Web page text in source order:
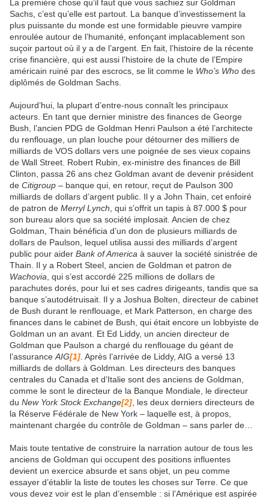
La première chose qu’il faut que vous sachiez sur Goldman
Sachs, c’est qu’elle est partout. La banque d’investissement la
plus puissante du monde est une formidable pieuvre vampire
enroulée autour de l’humanité, enfonçant implacablement son
suçoir partout où il y a de l’argent. En fait, l’histoire de la récente
crise financière, qui est aussi l’histoire de la chute de l’Empire
américain ruiné par des escrocs, se lit comme le Who’s Who des
diplômés de Goldman Sachs.
Aujourd’hui, la plupart d’entre-nous connaît les principaux
acteurs. En tant que dernier ministre des finances de George
Bush, l’ancien PDG de Goldman Henri Paulson a été l’architecte
du renflouage, un plan louche pour détourner des milliers de
milliards de VOS dollars vers une poignée de ses vieux copains
de Wall Street. Robert Rubin, ex-ministre des finances de Bill
Clinton, passa 26 ans chez Goldman avant de devenir président
de Citigroup – banque qui, en retour, reçut de Paulson 300
milliards de dollars d’argent public. Il y a John Thain, cet enfoiré
de patron de Merryl Lynch , qui s’offrit un tapis à 87.000 $ pour
son bureau alors que sa société implosait. Ancien de chez
Goldman, Thain bénéficia d’un don de plusieurs milliards de
dollars de Paulson, lequel utilisa aussi des milliards d’argent
public pour aider Bank of America à sauver la société sinistrée de
Thain. Il y a Robert Steel, ancien de Goldman et patron de
Wachovia , qui s’est accordé 225 millions de dollars de
parachutes dorés, pour lui et ses cadres dirigeants, tandis que sa
banque s’autodétruisait. Il y a Joshua Bolten, directeur de cabinet
de Bush durant le renflouage, et Mark Patterson, en charge des
finances dans le cabinet de Bush, qui était encore un lobbyiste de
Goldman un an avant. Et Ed Liddy, un ancien directeur de
Goldman que Paulson a chargé du renflouage du géant de
l’assurance AIG[1] . Après l’arrivée de Liddy, AIG a versé 13
milliards de dollars à Goldman. Les directeurs des banques
centrales du Canada et d’Italie sont des anciens de Goldman,
comme le sont le directeur de la Banque Mondiale, le directeur
du New York Stock Exchange[2] , les deux derniers directeurs de
la Réserve Fédérale de New York – laquelle est, à propos,
maintenant chargée du contrôle de Goldman – sans parler de…
Mais toute tentative de construire la narration autour de tous les
anciens de Goldman qui occupent des positions influentes
devient un exercice absurde et sans objet, un peu comme
essayer d’établir la liste de toutes les choses sur Terre. Ce que
vous devez voir est le plan d’ensemble : si l’Amérique est aspirée